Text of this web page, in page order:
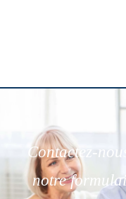
Contactez-
notre